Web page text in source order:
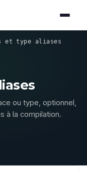
et type aliases
ou type, optionnel,
à la compilation.